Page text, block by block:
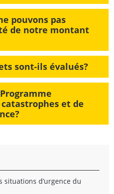
pouvons pas
de notre montant
sont-ils évalués?
et de
situations d’urgence du